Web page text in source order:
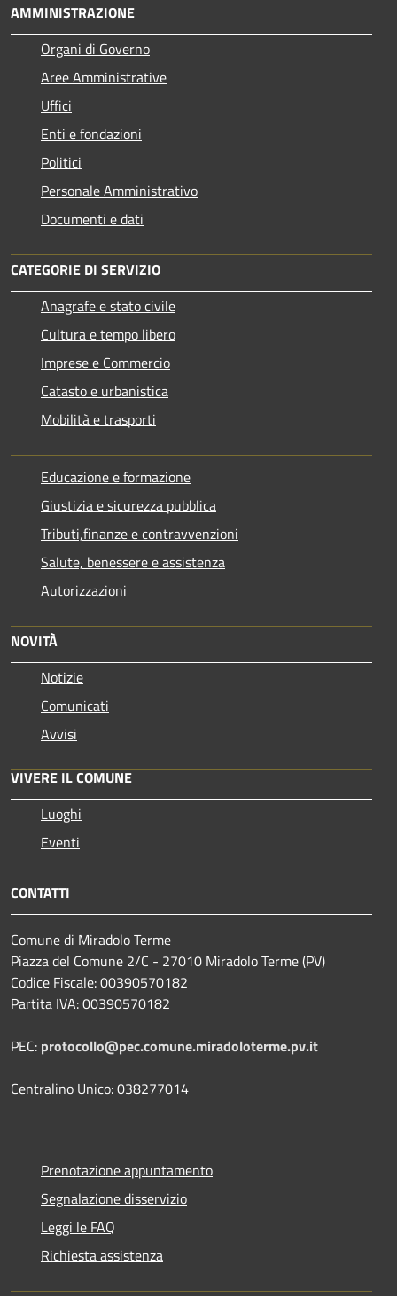
AMMINISTRAZIONE
Organi di Governo
Aree Amministrative
Uffici
Enti e fondazioni
Politici
Personale Amministrativo
Documenti e dati
CATEGORIE DI SERVIZIO
Anagrafe e stato civile
Cultura e tempo libero
Imprese e Commercio
Catasto e urbanistica
Mobilità e trasporti
Educazione e formazione
Giustizia e sicurezza pubblica
Tributi,finanze e contravvenzioni
Salute, benessere e assistenza
Autorizzazioni
NOVITÀ
Notizie
Comunicati
Avvisi
VIVERE IL COMUNE
Luoghi
Eventi
CONTATTI
Comune di Miradolo Terme
Piazza del Comune 2/C - 27010 Miradolo Terme (PV)
Codice Fiscale: 00390570182
Partita IVA: 00390570182
PEC: protocollo@pec.comune.miradoloterme.pv.it
Centralino Unico: 038277014
Prenotazione appuntamento
Segnalazione disservizio
Leggi le FAQ
Richiesta assistenza